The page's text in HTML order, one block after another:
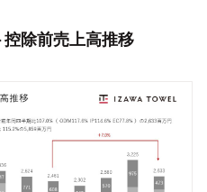
除前売上高推移